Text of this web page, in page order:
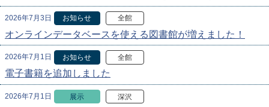
2026年7月3日 お知らせ 全館
オンラインデータベースを使える図書館が増えました！
2026年7月1日 お知らせ 全館
電子書籍を追加しました
2026年7月1日 展示 深沢